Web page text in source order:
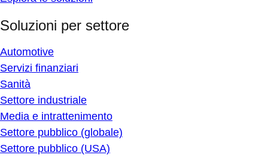
Soluzioni per settore
Automotive
Servizi finanziari
Sanità
Settore industriale
Media e intrattenimento
Settore pubblico (globale)
Settore pubblico (USA)